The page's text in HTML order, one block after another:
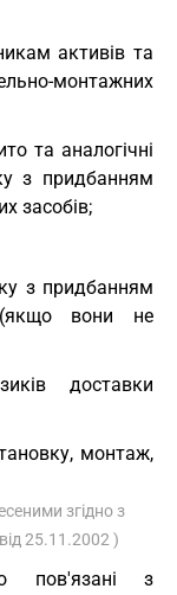
активів та
монтажних
та аналогічні
з придбанням
засобів;
з придбанням
(якщо вони не
доставки
монтаж,
згідно з
від 25.11.2002 )
пов'язані з